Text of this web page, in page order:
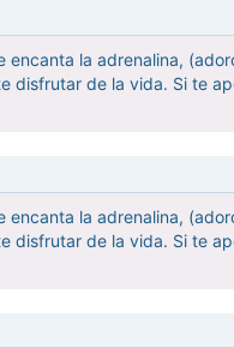
la adrenalina,
disfrutar de la vida. Si te
la adrenalina,
disfrutar de la vida. Si te